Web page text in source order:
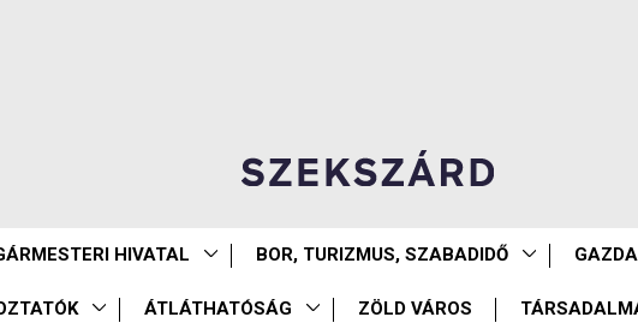
HIVATAL BOR, TURIZMUS, SZABADIDŐ
ÁTLÁTHATÓSÁG ZÖLD VÁROS